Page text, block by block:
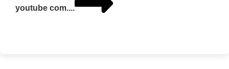
youtube com....